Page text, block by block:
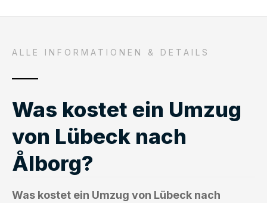
ALLE INFORMATIONEN & DETAILS
Was kostet ein Umzug
von Lübeck nach
Ålborg?
Was kostet ein Umzug von Lübeck nach